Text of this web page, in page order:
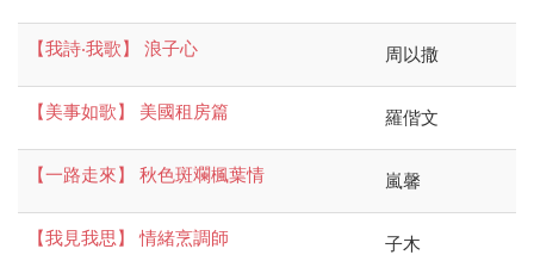
【我詩‧我歌】 浪子心 周以撒
【美事如歌】 美國租房篇 羅偕文
【一路走來】 秋色斑斕楓葉情 嵐馨
【我見我思】 情緒烹調師 子木